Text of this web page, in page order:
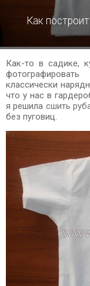
Как
Как-то в садике,
классически
что у нас в
я решила сшить
без пуговиц.